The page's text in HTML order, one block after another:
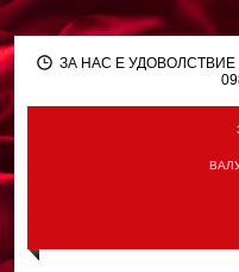
ЗА НАС Е УДОВОЛСТВИЕ